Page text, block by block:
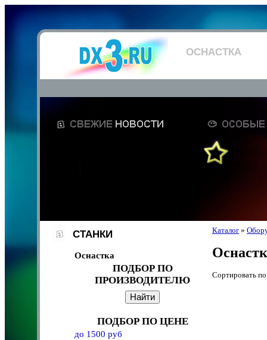
ОСНАСТКА
СТАНКИ
Оснастка
ПОДБОР ПО
ПРОИЗВОДИТЕЛЮ
ПОДБОР ПО ЦЕНЕ
до 1500 руб
Каталог »
Сортировать